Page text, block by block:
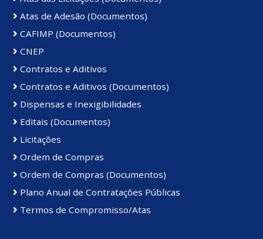
Atas de Adesão (Documentos)
CAFIMP (Documentos)
CNEP
Contratos e Aditivos
Contratos e Aditivos (Documentos)
Dispensas e Inexigibilidades
Editais (Documentos)
Licitações
Ordem de Compras
Ordem de Compras (Documentos)
Plano Anual de Contratações Públicas
Termos de Compromisso/Atas